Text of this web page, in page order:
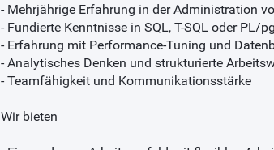
- Mehrjährige Erfahrung in der Administration
- Fundierte Kenntnisse in SQL, T-SQL oder PL/
- Erfahrung mit Performance-Tuning und
- Analytisches Denken und strukturierte
- Teamfähigkeit und Kommunikationsstärke
Wir bieten